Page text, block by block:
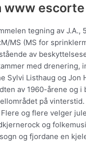
www
tegning av J.A.,
MS (MS for
av
med drenering,
Sylvi Listhaug og Jon
av 1960-årene og
på
og flere velger
og
og fjordane en